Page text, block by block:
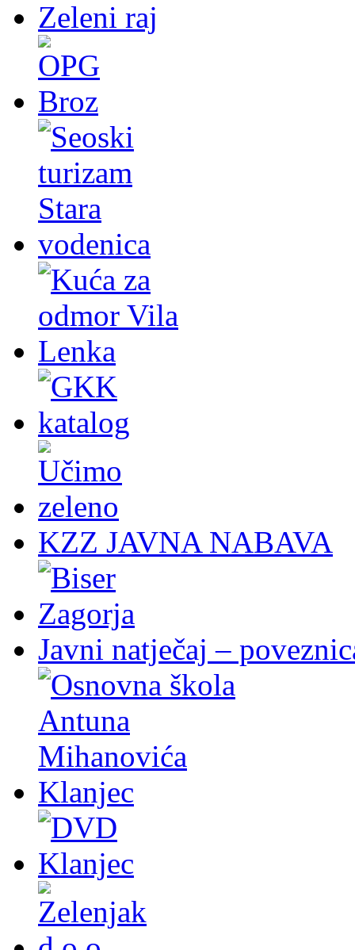
KZZ JAVNA NABAVA
Javni natječaj –